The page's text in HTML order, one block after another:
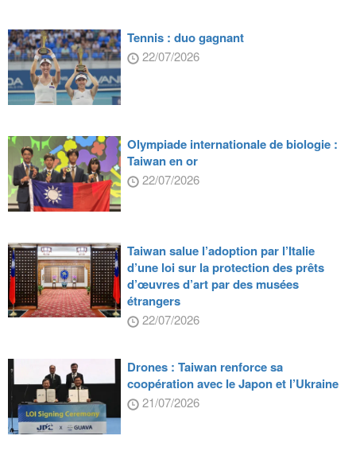
Tennis : duo gagnant
22/07/2026
Olympiade internationale de biologie :
Taiwan en or
22/07/2026
Taiwan salue l’adoption par l’Italie
d’une loi sur la protection des prêts
d’œuvres d’art par des musées
étrangers
22/07/2026
Drones : Taiwan renforce sa
coopération avec le Japon et l’Ukraine
21/07/2026